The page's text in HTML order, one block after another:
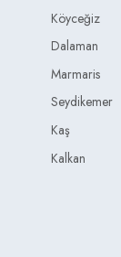
Köyceğiz
Dalaman
Marmaris
Seydikemer
Kaş
Kalkan